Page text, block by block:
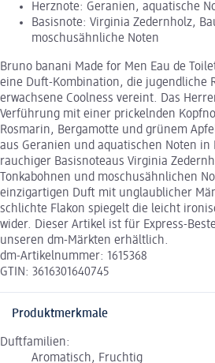
Herznote: Geranien, aquatische
Basisnote: Virginia Zedernholz,
moschusähnliche Noten
Bruno banani Made for Men Eau de
eine Duft-Kombination, die jugendliche
erwachsene Coolness vereint. Das
Verführung mit einer prickelnden
Rosmarin, Bergamotte und grünem
aus Geranien und aquatischen Noten in
rauchiger Basisnoteaus Virginia
Tonkabohnen und moschusähnlichen
einzigartigen Duft mit unglaublicher
schlichte Flakon spiegelt die leicht
wider. Dieser Artikel ist für Express-
unseren dm-Märkten erhältlich.
dm-Artikelnummer: 1615368
GTIN: 3616301640745
Produktmerkmale
Duftfamilien:
Aromatisch, Fruchtig